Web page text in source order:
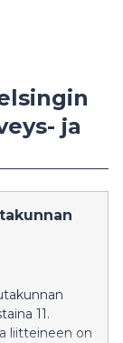
ja
11.
liitteineen on